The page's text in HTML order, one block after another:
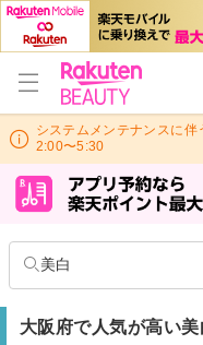
システムメンテナンスに
2:00〜5:30
美白
大阪府で人気が高い